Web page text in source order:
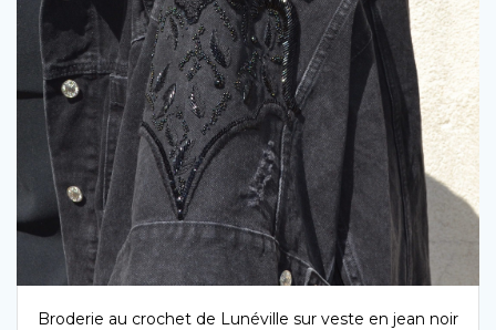
Broderie au crochet de Lunéville sur veste en jean noir